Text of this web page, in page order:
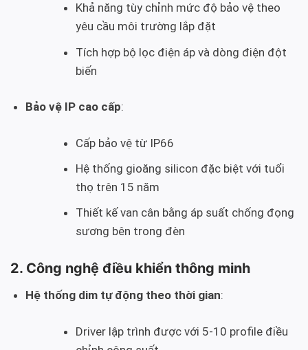
Khả năng tùy chỉnh mức độ bảo vệ theo
yêu cầu môi trường lắp đặt
Tích hợp bộ lọc điện áp và dòng điện đột
biến
Bảo vệ IP cao cấp:
Cấp bảo vệ từ IP66
Hệ thống gioăng silicon đặc biệt với tuổi
thọ trên 15 năm
Thiết kế van cân bằng áp suất chống đọng
sương bên trong đèn
2. Công nghệ điều khiển thông minh
Hệ thống dim tự động theo thời gian:
Driver lập trình được với 5-10 profile điều